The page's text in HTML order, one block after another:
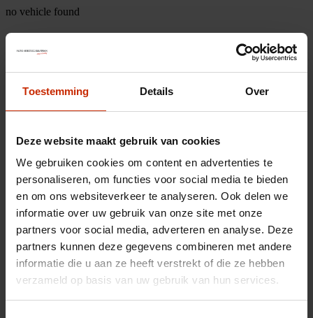
Toestemming Details Over
Deze website maakt gebruik van cookies
We gebruiken cookies om content en advertenties te
personaliseren, om functies voor social media te bieden
en om ons websiteverkeer te analyseren. Ook delen we
informatie over uw gebruik van onze site met onze
partners voor social media, adverteren en analyse. Deze
partners kunnen deze gegevens combineren met andere
informatie die u aan ze heeft verstrekt of die ze hebben
verzameld op basis van uw gebruik van hun services.
no vehicle found